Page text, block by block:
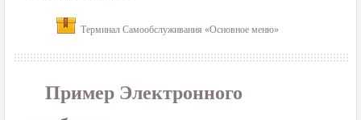
Терминал Самообслуживания «Основное меню»
Пример Электронного